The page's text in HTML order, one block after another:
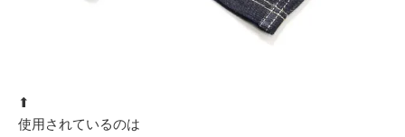
⬆︎
使用されているのは